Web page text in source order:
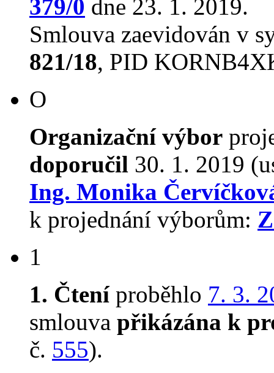
379/0 dne 23. 1. 2019.
Smlouva zaevidován v
821/18, PID
O
Organizační výbor
doporučil 30. 1. 2019
Ing. Monika
k projednání výborům:
1
1. Čteníproběhlo 7. 3.
smlouva přikázána k
č. 555).